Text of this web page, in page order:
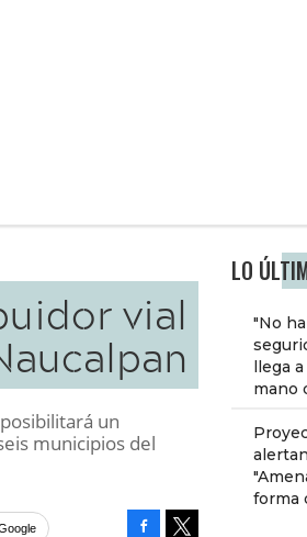
LO
"No
llega
mano
forma
vial
un
municipios del